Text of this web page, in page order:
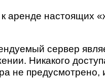
аренде настоящих
сервер
Никакого
не